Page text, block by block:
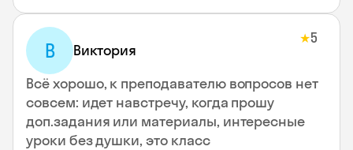
В Виктория
★5
Всё хорошо, к преподавателю вопросов нет
совсем: идет навстречу, когда прошу
доп.задания или материалы, интересные
уроки без душки, это класс